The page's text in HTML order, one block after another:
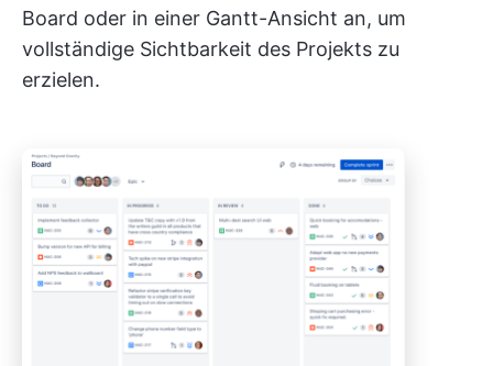
Board oder in einer Gantt-Ansicht an, um
vollständige Sichtbarkeit des Projekts zu
erzielen.